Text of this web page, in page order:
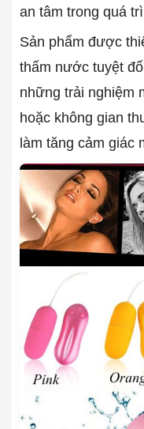
an tâm trong quá
Sản phẩm được
thấm nước tuyệt
những trải nghiệm
hoặc không gian
làm tăng cảm giác